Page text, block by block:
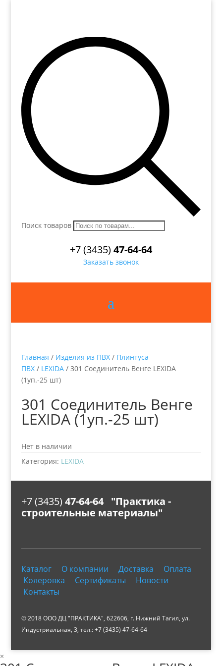
Поиск товаров
+7 (3435)47-64-64
Заказать звонок
Главная / Изделия из ПВХ/ Плинтуса
ПВХ/ LEXIDA/ 301 Соединитель Венге LEXIDA
(1уп.-25 шт)
301 Соединитель Венге
LEXIDA (1уп.-25 шт)
Нет в наличии
Категория: LEXIDA
+7 (3435) 47-64-64 "Практика -
строительные материалы"
Каталог О компании Доставка
Оплата
Колеровка
Сертификаты
Новости
Контакты
© 2018 ООО ДЦ "ПРАКТИКА", 622606, г. Нижний Тагил, ул.
Индустриальная, 3, тел.: +7 (3435) 47-64-64
×